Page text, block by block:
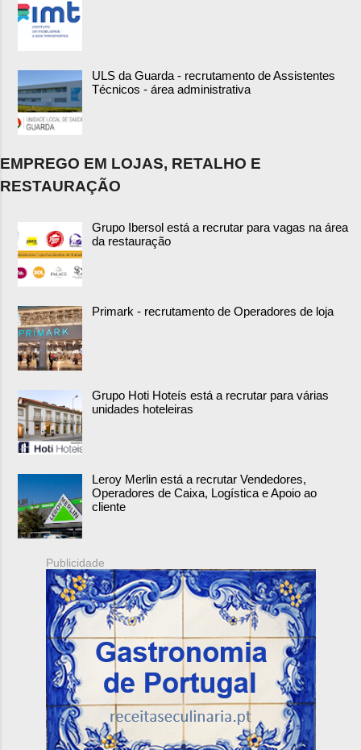
ULS da Guarda - recrutamento de Assistentes
Técnicos - área administrativa
EMPREGO EM LOJAS, RETALHO E
RESTAURAÇÃO
Grupo Ibersol está a recrutar para vagas na área
da restauração
Primark - recrutamento de Operadores de loja
Grupo Hoti Hoteís está a recrutar para várias
unidades hoteleiras
Leroy Merlin está a recrutar Vendedores,
Operadores de Caixa, Logística e Apoio ao
cliente
Publicidade